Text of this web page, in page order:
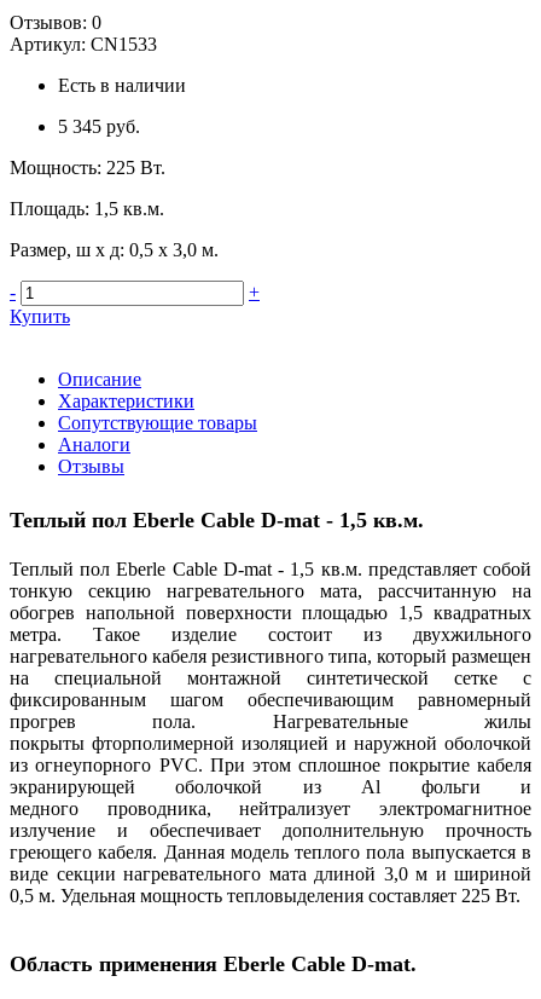
Отзывов: 0
Артикул: CN1533
Есть в наличии
5 345 руб.
Мощность: 225 Вт.
Площадь: 1,5 кв.м.
Размер, ш х д: 0,5 х 3,0 м.
-
+
Купить
Описание
Характеристики
Сопутствующие товары
Аналоги
Отзывы
Теплый пол Eberle Cable D-mat - 1,5 кв.м.
Теплый пол Eberle Cable D-mat - 1,5 кв.м. представляет собой
тонкую секцию нагревательного мата, рассчитанную на
обогрев напольной поверхности площадью 1,5 квадратных
метра. Такое изделие состоит из двухжильного
нагревательного кабеля резистивного типа, который размещен
на специальной монтажной синтетической сетке с
фиксированным шагом обеспечивающим равномерный
прогрев пола. Нагревательные жилы
покрыты фторполимерной изоляцией и наружной оболочкой
из огнеупорного PVC. При этом сплошное покрытие кабеля
экранирующей оболочкой из Al фольги и
медного проводника, нейтрализует электромагнитное
излучение и обеспечивает дополнительную прочность
греющего кабеля. Данная модель теплого пола выпускается в
виде секции нагревательного мата длиной 3,0 м и шириной
0,5 м. Удельная мощность тепловыделения составляет 225 Вт.
Область применения Eberle Cable D-mat.